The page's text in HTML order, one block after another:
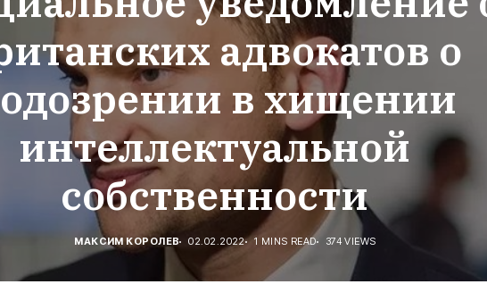
адвокатов о
в хищении
интеллектуальной
собственности
МАКСИМ КОРОЛЕВ 02.02.2022 1 MINS READ 374 VIEWS